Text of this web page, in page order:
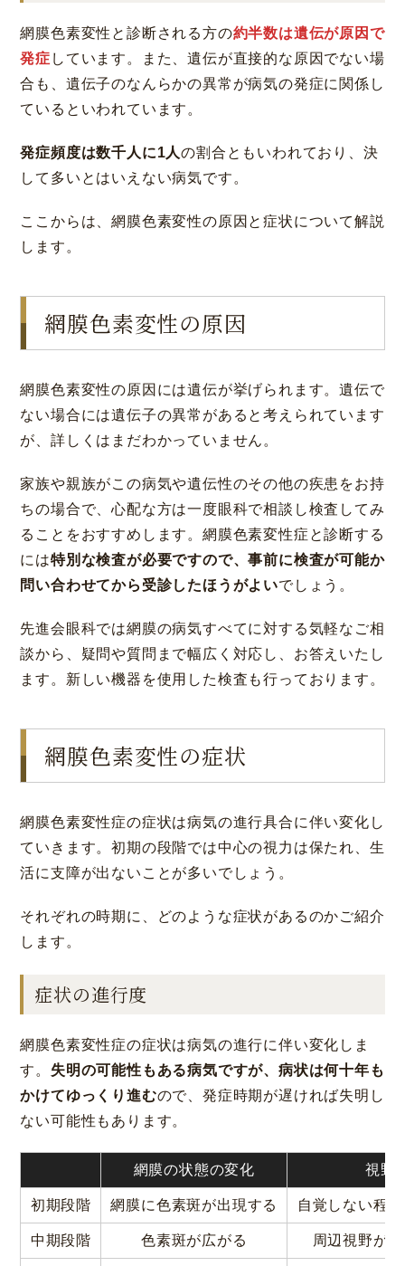
網膜色素変性と診断される方の約半数は遺伝が原因で
発症 しています。また、遺伝が直接的な原因でない場
合も、遺伝子のなんらかの異常が病気の発症に関係し
ているといわれています。
発症頻度は数千人に1人の割合ともいわれており、決
して多いとはいえない病気です。
ここからは、網膜色素変性の原因と症状について解説
します。
網膜色素変性の原因
網膜色素変性の原因には遺伝が挙げられます。遺伝で
ない場合には遺伝子の異常があると考えられています
が、詳しくはまだわかっていません。
家族や親族がこの病気や遺伝性のその他の疾患をお持
ちの場合で、心配な方は一度眼科で相談し検査してみ
ることをおすすめします。網膜色素変性症と診断する
には特別な検査が必要ですので、事前に検査が可能か
問い合わせてから受診したほうがよいでしょう。
先進会眼科では網膜の病気すべてに対する気軽なご相
談から、疑問や質問まで幅広く対応し、お答えいたし
ます。新しい機器を使用した検査も行っております。
網膜色素変性の症状
網膜色素変性症の症状は病気の進行具合に伴い変化し
ていきます。初期の段階では中心の視力は保たれ、生
活に支障が出ないことが多いでしょう。
それぞれの時期に、どのような症状があるのかご紹介
します。
症状の進行度
網膜色素変性症の症状は病気の進行に伴い変化しま
す。 失明の可能性もある病気ですが、病状は何十年も
かけてゆっくり進むので、発症時期が遅ければ失明し
ない可能性もあります。
網膜の状態の変化 視野
初期段階 網膜に色素斑が出現する 自覚しない程
中期段階 色素斑が広がる 周辺視野が